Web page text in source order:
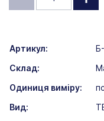
Артикул:
Склад:
Одиниця виміру:
Вид: